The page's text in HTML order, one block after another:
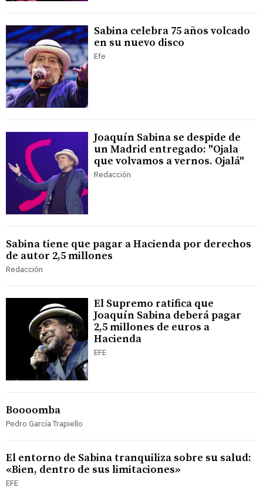
Sabina celebra 75 años volcado
en su nuevo disco
Efe
Joaquín Sabina se despide de
un Madrid entregado: "Ojala
que volvamos a vernos. Ojalá"
Redacción
Sabina tiene que pagar a Hacienda por derechos
de autor 2,5 millones
Redacción
El Supremo ratifica que
Joaquín Sabina deberá pagar
2,5 millones de euros a
Hacienda
EFE
Boooomba
Pedro García Trapiello
El entorno de Sabina tranquiliza sobre su salud:
«Bien, dentro de sus limitaciones»
EFE